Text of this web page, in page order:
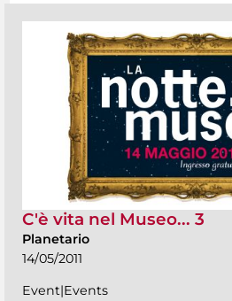
C'è vita nel Museo... 3
Planetario
14/05/2011
Event|Events